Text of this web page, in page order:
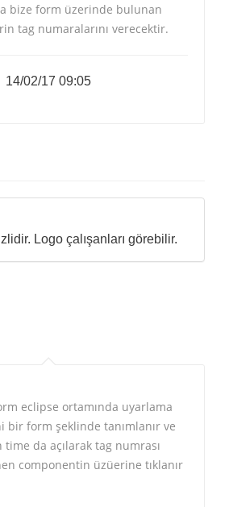
bize form üzerinde bulunan
tag numaralarını verecektir.
14/02/17 09:05
Logo çalışanları görebilir.
eclipse ortamında uyarlama
bir form şeklinde tanımlanır ve
da açılarak tag numrası
componentin üzüerine tıklanır